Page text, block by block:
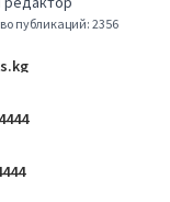
публикаций: 2356